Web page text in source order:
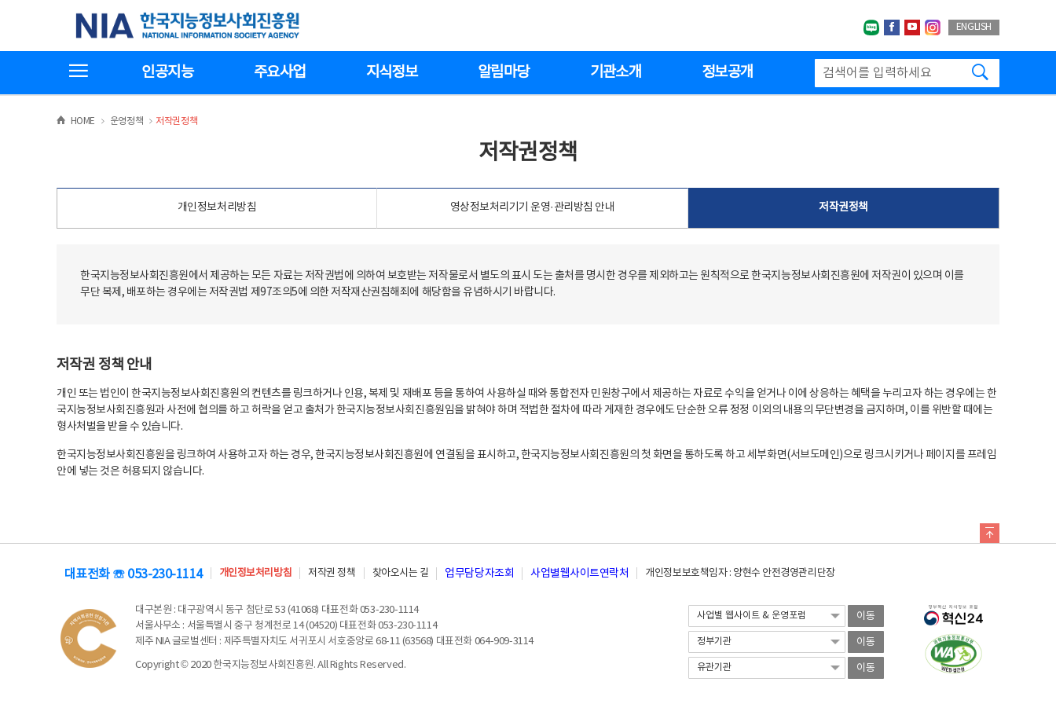
기
한국지능정보사회진흥원
네이버블로그
페이스북
유투브인스타그랩
ENGLISH
인공지능 주요사업 지식정보 알림마당 기관소개 정보공개
HOME >운영정책 >
저작권정책
저작권정책
개인정보처리방침 영상정보처리기기 운영·관리방침 안내 저작권정책
한국지능정보사회진흥원에서 제공하는 모든 자료는 저작권법에 의하여 보호받는 저작물로서 별도의 표시 도는 출처를 명시한 경우를 제외하고는 원칙적으로 한국지능정보사회진흥원에 저작권이 있으며 이를
무단 복제, 배포하는 경우에는 저작권법 제97조의5에 의한 저작재산권침해죄에 해당함을 유념하시기 바랍니다.
저작권 정책 안내
개인 또는 법인이 한국지능정보사회진흥원의 컨텐츠를 링크하거나 인용, 복제 및 재배포 등을 통하여 사용하실 때와 통합전자 민원창구에서 제공하는 자료로 수익을 얻거나 이에 상응하는 혜택을 누리고자 하는 경우에는 한
국지능정보사회진흥원과 사전에 협의를 하고 허락을 얻고 출처가 한국지능정보사회진흥원임을 밝혀야 하며 적법한 절차에 따라 게재한 경우에도 단순한 오류 정정 이외의 내용의 무단변경을 금지하며, 이를 위반할 때에는
형사처벌을 받을 수 있습니다.
한국지능정보사회진흥원을 링크하여 사용하고자 하는 경우, 한국지능정보사회진흥원에 연결됨을 표시하고, 한국지능정보사회진흥원의 첫 화면을 통하도록 하고 세부화면(서브도메인)으로 링크시키거나 페이지를 프레임
안에 넣는 것은 허용되지 않습니다.
대표전화 ☏ 053-230-1114 개인정보처리방침 저작권 정책 찾아오시는 길 업무담당자조회 사업별웹사이트연락처 개인정보보호책임자 : 양현수 안전경영관리단장
대구본원 : 대구광역시 동구 첨단로 53 (41068) 대표전화 053-230-1114
서울사무소 : 서울특별시 중구 청계천로 14 (04520) 대표전화 053-230-1114
제주 NIA 글로벌센터 : 제주특별자치도 서귀포시 서호중앙로 68-11 (63568) 대표전화 064-909-3114
Copyright © 2020 한국지능정보사회진흥원. All Rights Reserved.
이동
이동
이동